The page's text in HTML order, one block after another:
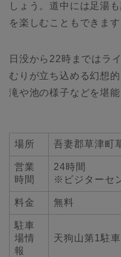
しょう。道中には足湯
を楽しむこともできます
日没から22時まではラ
むりが立ち込める幻想
滝や池の様子などを堪能
場所 吾妻郡草津町
営業
時間
24時間
※ビジターセ
料金 無料
駐車
場情
報
天狗山第1駐